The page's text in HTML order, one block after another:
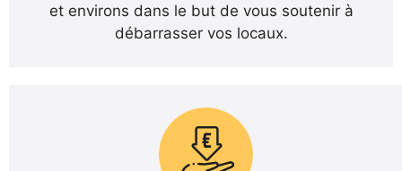
et environs dans le but de vous soutenir à
débarrasser vos locaux.